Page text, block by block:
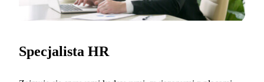
Specjalista HR